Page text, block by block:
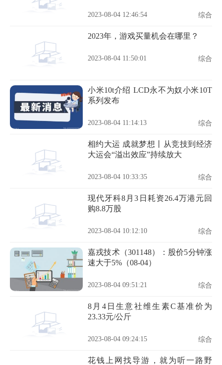
2023-08-04 12:46:54 综合
2023年，游戏买量机会在哪里？
2023-08-04 11:50:01 综合
小米10t介绍 LCD永不为奴小米10T
系列发布
2023-08-04 11:14:13 综合
相约大运 成就梦想丨从竞技到经济
大运会“溢出效应”持续放大
2023-08-04 10:33:35 综合
现代牙科8月3日耗资26.4万港元回
购8.8万股
2023-08-04 10:12:10 综合
嘉戎技术（301148）：股价5分钟涨
速大于5%（08-04）
2023-08-04 09:51:21 综合
8月4日生意社维生素C基准价为
23.33元/公斤
2023-08-04 09:24:15 综合
花钱上网找导游，就为听一路野